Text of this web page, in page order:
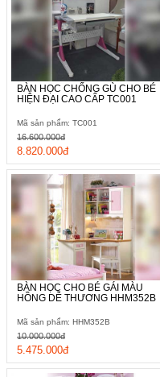
BÀN HỌC CHỐNG GÙ CHO BÉ
HIỆN ĐẠI CAO CẤP TC001
Mã sản phẩm: TC001
8.820.000đ
16.600.000đ
BÀN HỌC CHO BÉ GÁI MÀU
HỒNG DỄ THƯƠNG HHM352B
Mã sản phẩm: HHM352B
5.475.000đ
10.000.000đ